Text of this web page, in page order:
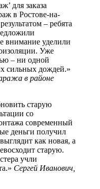
для заказа
в Ростове-на-
– ребята
внимание уделили
Уже
– ни одной
сильных дождей.»
в районе
старую
со
современный
деньги получил
как новая, а
старую.
учли
Сергей Иванович,